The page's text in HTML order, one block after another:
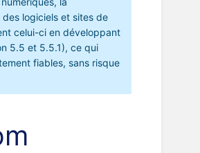
logiciels et sites de
celui-ci en développant
5.5 et 5.5.1), ce qui
fiables, sans risque